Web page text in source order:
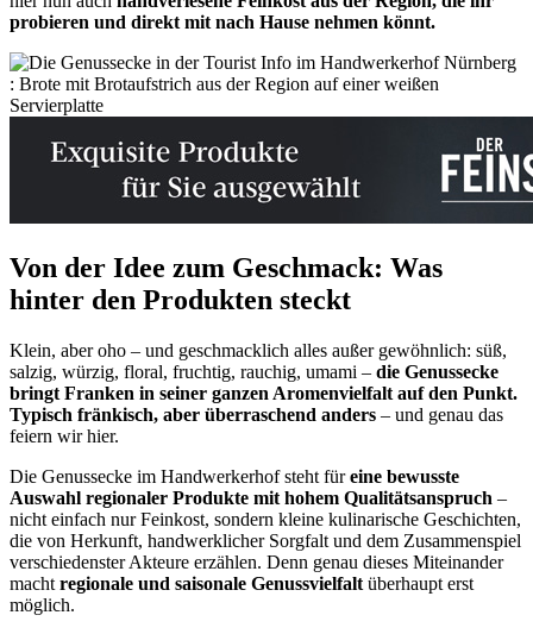
probieren und direkt mit nach Hause nehmen könnt.
Von der Idee zum Geschmack: Was
hinter den Produkten steckt
Klein, aber oho – und geschmacklich alles außer gewöhnlich: süß,
salzig, würzig, floral, fruchtig, rauchig, umami – die Genussecke
bringt Franken in seiner ganzen Aromenvielfalt auf den Punkt.
Typisch fränkisch, aber überraschend anders – und genau das
feiern wir hier.
Die Genussecke im Handwerkerhof steht füreine bewusste
Auswahl regionaler Produkte mit hohem Qualitätsanspruch –
nicht einfach nur Feinkost, sondern kleine kulinarische Geschichten,
die von Herkunft, handwerklicher Sorgfalt und dem Zusammenspiel
verschiedenster Akteure erzählen. Denn genau dieses Miteinander
macht regionale und saisonale Genussvielfalt überhaupt erst
möglich.